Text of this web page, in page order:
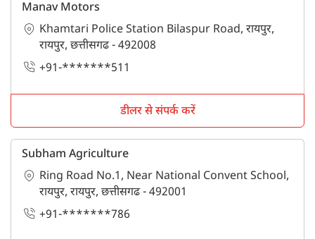
Manav Motors
Khamtari Police Station Bilaspur Road, रायपुर,
रायपुर, छत्तीसगढ - 492008
+91-*******511
डीलर से संपर्क करें
Subham Agriculture
Ring Road No.1, Near National Convent School,
रायपुर, रायपुर, छत्तीसगढ - 492001
+91-*******786